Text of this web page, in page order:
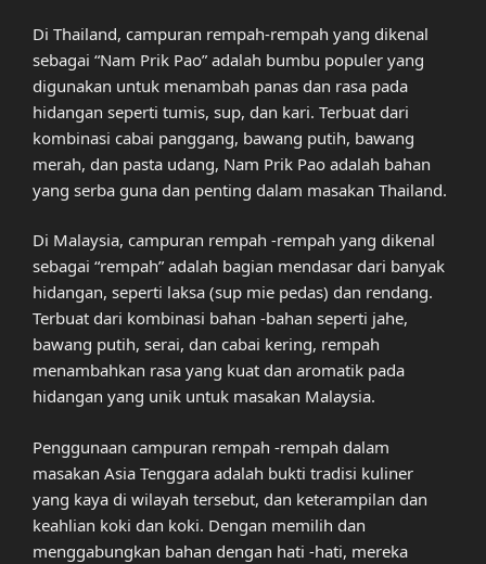
Di Thailand, campuran rempah-rempah yang dikenal
sebagai “Nam Prik Pao” adalah bumbu populer yang
digunakan untuk menambah panas dan rasa pada
hidangan seperti tumis, sup, dan kari. Terbuat dari
kombinasi cabai panggang, bawang putih, bawang
merah, dan pasta udang, Nam Prik Pao adalah bahan
yang serba guna dan penting dalam masakan Thailand.
Di Malaysia, campuran rempah -rempah yang dikenal
sebagai “rempah” adalah bagian mendasar dari banyak
hidangan, seperti laksa (sup mie pedas) dan rendang.
Terbuat dari kombinasi bahan -bahan seperti jahe,
bawang putih, serai, dan cabai kering, rempah
menambahkan rasa yang kuat dan aromatik pada
hidangan yang unik untuk masakan Malaysia.
Penggunaan campuran rempah -rempah dalam
masakan Asia Tenggara adalah bukti tradisi kuliner
yang kaya di wilayah tersebut, dan keterampilan dan
keahlian koki dan koki. Dengan memilih dan
menggabungkan bahan dengan hati -hati, mereka